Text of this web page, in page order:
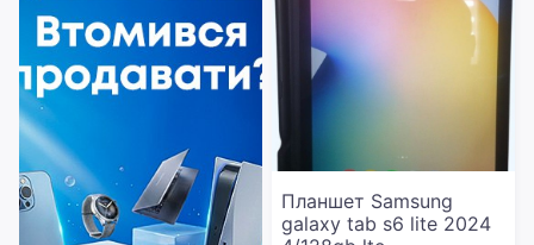
Планшет Samsung
galaxy tab s6 lite 2024